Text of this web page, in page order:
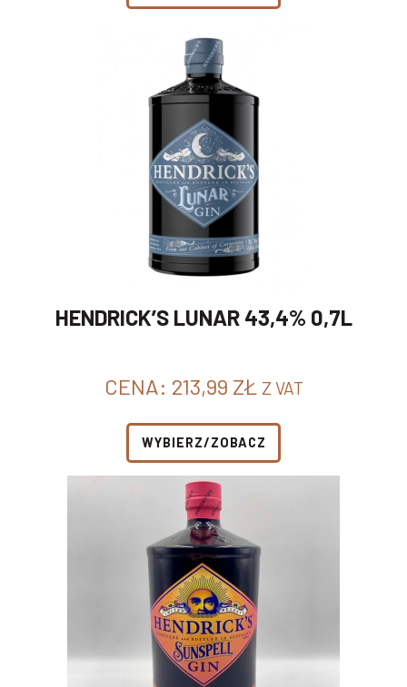
HENDRICK’S LUNAR 43,4% 0,7L
CENA: 213,99 ZŁ Z VAT
WYBIERZ/ZOBACZ